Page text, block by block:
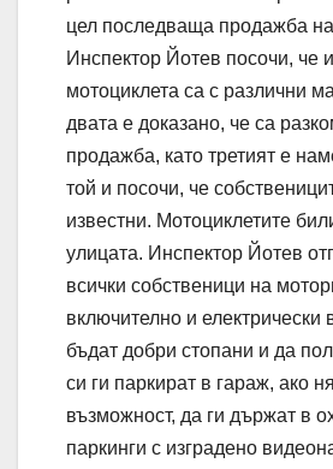
цел последваща продажба на
Инспектор Йотев посочи, че
мотоциклета са с различни
двата е доказано, че са
продажба, като третият е
той и посочи, че
известни. Мотоциклетите
улицата. Инспектор Йотев
всички собственици на
включително и електрически
бъдат добри стопани и да
си ги паркират в гараж, ако
възможност, да ги държат в
паркинги с изградено